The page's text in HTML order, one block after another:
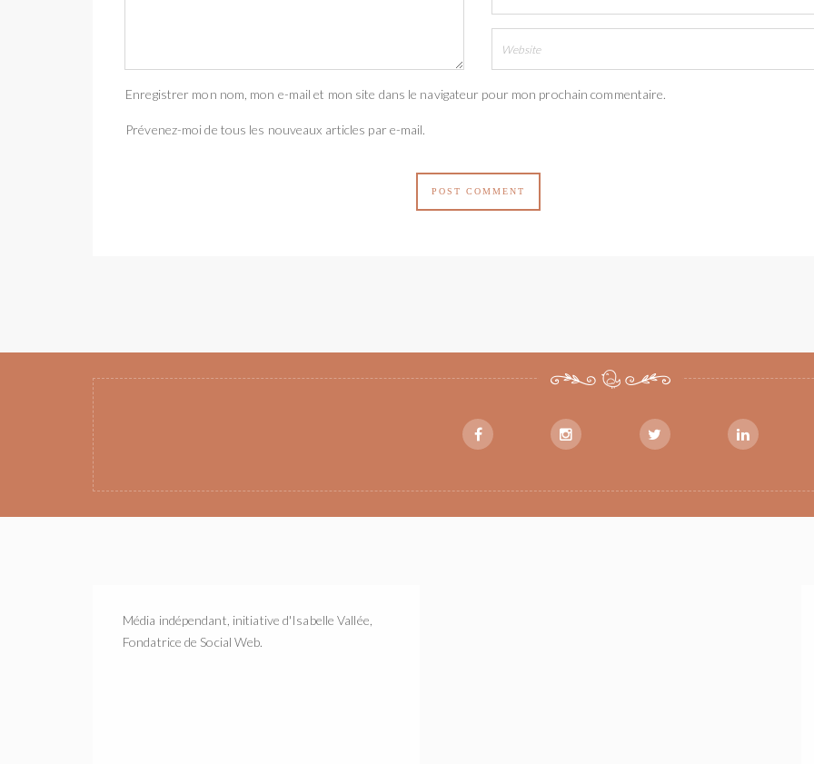
Enregistrer mon nom, mon e-mail et mon site dans le navigateur pour mon prochain commentaire.
Prévenez-moi de tous les nouveaux articles par e-mail.
Média indépendant, initiative d'Isabelle Vallée,
Fondatrice de Social Web.